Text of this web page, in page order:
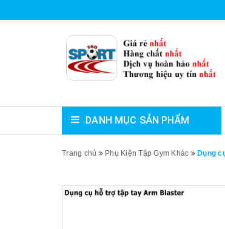
DANH MỤC SẢN PHẨM
Trang chủ Phụ Kiện Tập Gym Khác Dụng